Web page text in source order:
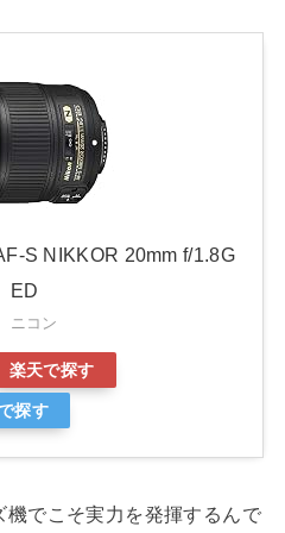
S NIKKOR 20mm f/1.8G
ED
ニコン
楽天で探す
探す
でこそ実力を発揮するんで